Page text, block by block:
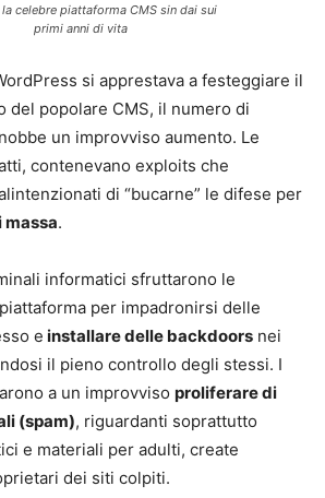
celebre piattaforma CMS sin dai sui
primi anni di vita
si apprestava a festeggiare il
del popolare CMS, il numero di
un improvviso aumento. Le
contenevano exploits che
di “bucarne” le difese per
massa.
informatici sfruttarono le
per impadronirsi delle
e installare delle backdoors nei
il pieno controllo degli stessi. I
a un improvviso proliferare di
(spam), riguardanti soprattutto
e materiali per adulti, create
dei siti colpiti.